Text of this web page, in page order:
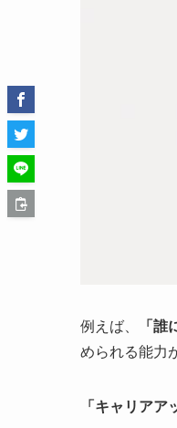
例えば、 「誰
められる能力
「キャリアア